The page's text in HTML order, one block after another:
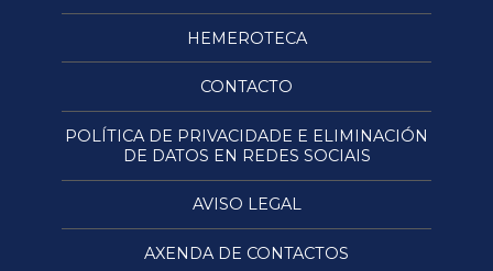
HEMEROTECA
CONTACTO
POLÍTICA DE PRIVACIDADE E ELIMINACIÓN
DE DATOS EN REDES SOCIAIS
AVISO LEGAL
AXENDA DE CONTACTOS